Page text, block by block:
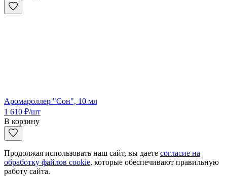
Аромароллер "Сон", 10 мл
1 610 ₽/шт
В корзину
Продолжая использовать наш сайт, вы даете согласие на
обработку файлов cookie, которые обеспечивают правильную
работу сайта.